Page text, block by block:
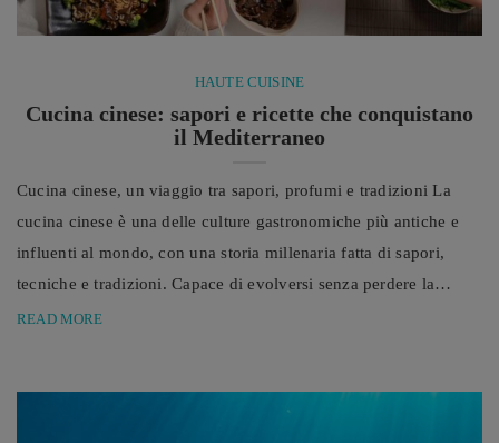
HAUTE CUISINE
Cucina cinese: sapori e ricette che conquistano
il Mediterraneo
Cucina cinese, un viaggio tra sapori, profumi e tradizioni La
cucina cinese è una delle culture gastronomiche più antiche e
influenti al mondo, con una storia millenaria fatta di sapori,
tecniche e tradizioni. Capace di evolversi senza perdere la
propria identità, oggi è apprezzata in ogni continente e dialoga
READ MORE